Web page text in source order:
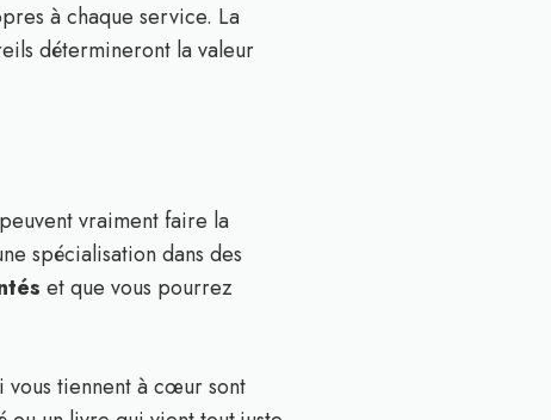
à chaque service. La
détermineront la valeur
vraiment faire la
spécialisation dans des
et que vous pourrez
tiennent à cœur sont